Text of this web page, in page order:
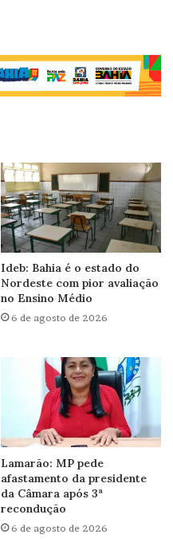
Ideb: Bahia é o estado do
Nordeste com pior avaliação
no Ensino Médio
6 de agosto de 2026
Lamarão: MP pede
afastamento da presidente
da Câmara após 3ª
recondução
6 de agosto de 2026